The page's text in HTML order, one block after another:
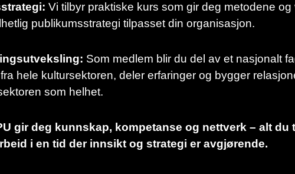
Vi tilbyr praktiske kurs som gir deg metodene
publikumsstrategi tilpasset din organisasjon.
Som medlem blir du del av et nasjonalt
hele kultursektoren, deler erfaringer og bygger
som helhet.
gir deg kunnskap, kompetanse og nettverk – alt du
i en tid der innsikt og strategi er avgjørende.